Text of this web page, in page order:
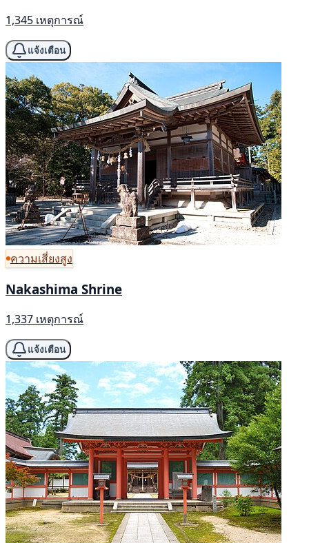
1,345 เหตุการณ์
แจ้งเตือน
ความเสี่ยงสูง
Nakashima Shrine
1,337 เหตุการณ์
แจ้งเตือน